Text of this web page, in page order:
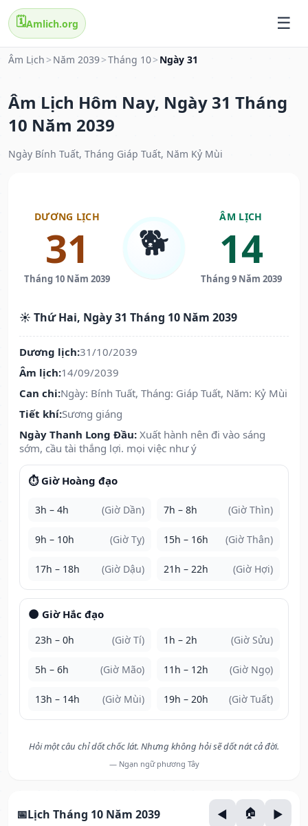
🗓️Amlich.org
Âm Lịch > Năm 2039>Tháng 10> Ngày 31
Âm Lịch Hôm Nay, Ngày 31 Tháng
10 Năm 2039
Ngày Bính Tuất, Tháng Giáp Tuất, Năm Kỷ Mùi
DƯƠNG LỊCH
31
Tháng 10 Năm 2039
🐕
ÂM LỊCH
14
Tháng 9 Năm 2039
☀️ Thứ Hai, Ngày 31 Tháng 10 Năm 2039
Dương lịch:31/10/2039
Âm lịch:14/09/2039
Can chi:Ngày: Bính Tuất, Tháng: Giáp Tuất, Năm: Kỷ Mùi
Tiết khí:Sương giáng
Ngày Thanh Long Đầu: Xuất hành nên đi vào sáng
sớm, cầu tài thắng lợi. mọi việc như ý
⏱️ Giờ Hoàng đạo
3h – 4h (Giờ Dần) 7h – 8h (Giờ Thìn)
9h – 10h (Giờ Tỵ) 15h – 16h (Giờ Thân)
17h – 18h (Giờ Dậu) 21h – 22h (Giờ Hợi)
🌑 Giờ Hắc đạo
23h – 0h (Giờ Tí) 1h – 2h (Giờ Sửu)
5h – 6h (Giờ Mão) 11h – 12h (Giờ Ngọ)
13h – 14h (Giờ Mùi) 19h – 20h (Giờ Tuất)
Hỏi một câu chỉ dốt chốc lát. Nhưng không hỏi sẽ dốt nát cả đời.
— Ngạn ngữ phương Tây
Lịch Tháng 10 Năm 2039